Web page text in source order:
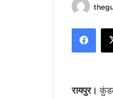
रायपुर।